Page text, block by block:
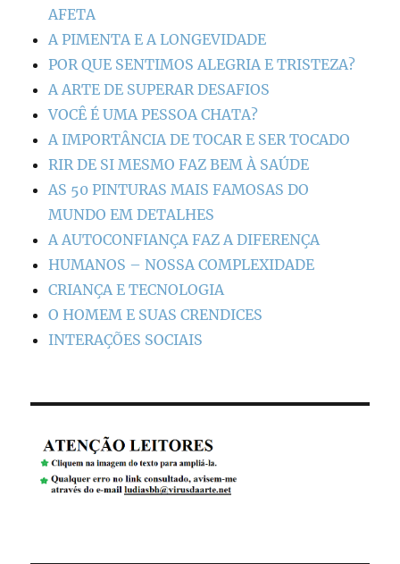
AFETA
A PIMENTA E A LONGEVIDADE
POR QUE SENTIMOS ALEGRIA E TRISTEZA?
A ARTE DE SUPERAR DESAFIOS
VOCÊ É UMA PESSOA CHATA?
A IMPORTÂNCIA DE TOCAR E SER TOCADO
RIR DE SI MESMO FAZ BEM À SAÚDE
AS 50 PINTURAS MAIS FAMOSAS DO
MUNDO EM DETALHES
A AUTOCONFIANÇA FAZ A DIFERENÇA
HUMANOS – NOSSA COMPLEXIDADE
CRIANÇA E TECNOLOGIA
O HOMEM E SUAS CRENDICES
INTERAÇÕES SOCIAIS